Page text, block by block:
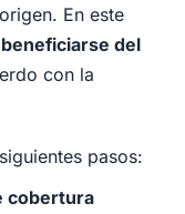
En este
del
con la
pasos:
cobertura